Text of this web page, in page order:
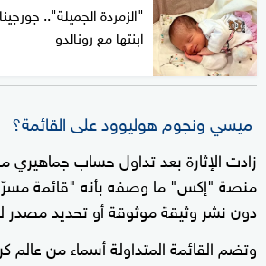
"الزمردة الجميلة"..
ابنتها مع رونالدو
ميسي ونجوم هوليوود على القائمة؟
زادت الإثارة بعد تداول حساب جماهيري
منصة "إكس" ما وصفه بأنه "قائمة
دون نشر وثيقة موثوقة أو تحديد مصدر
وتضم القائمة المتداولة أسماء من عالم